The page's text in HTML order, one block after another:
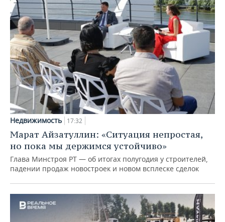
Недвижимость 17:32
Марат Айзатуллин: «Ситуация непростая,
но пока мы держимся устойчиво»
Глава Минстроя РТ — об итогах полугодия у строителей,
падении продаж новостроек и новом всплеске сделок